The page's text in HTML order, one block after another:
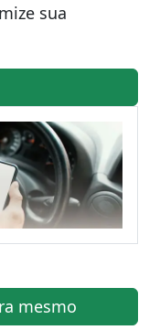
sua
mesmo